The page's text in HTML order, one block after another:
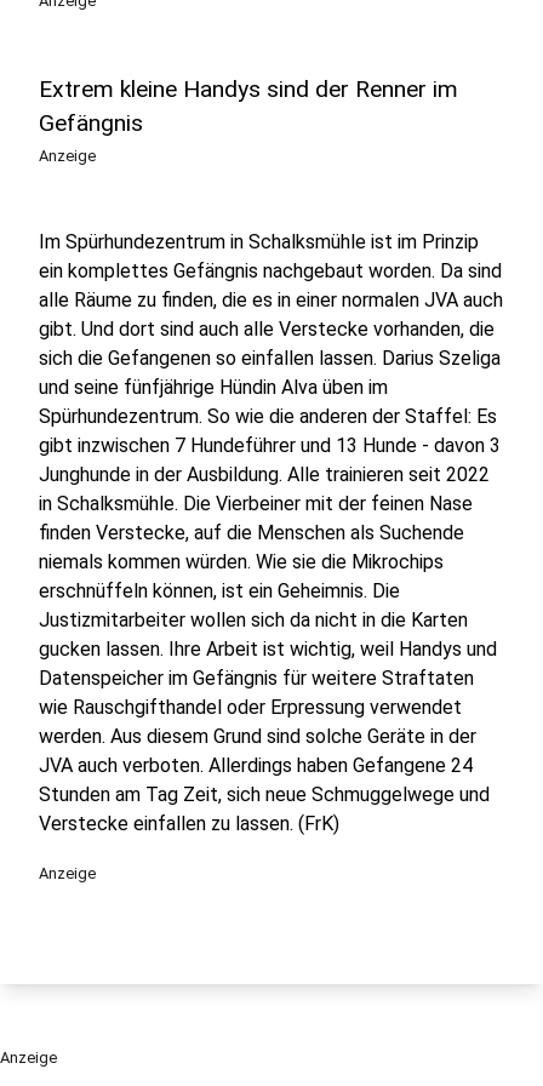
Extrem kleine Handys sind der Renner im
Gefängnis
Anzeige
Im Spürhundezentrum in Schalksmühle ist im Prinzip
ein komplettes Gefängnis nachgebaut worden. Da sind
alle Räume zu finden, die es in einer normalen JVA auch
gibt. Und dort sind auch alle Verstecke vorhanden, die
sich die Gefangenen so einfallen lassen. Darius Szeliga
und seine fünfjährige Hündin Alva üben im
Spürhundezentrum. So wie die anderen der Staffel: Es
gibt inzwischen 7 Hundeführer und 13 Hunde - davon 3
Junghunde in der Ausbildung. Alle trainieren seit 2022
in Schalksmühle. Die Vierbeiner mit der feinen Nase
finden Verstecke, auf die Menschen als Suchende
niemals kommen würden. Wie sie die Mikrochips
erschnüffeln können, ist ein Geheimnis. Die
Justizmitarbeiter wollen sich da nicht in die Karten
gucken lassen. Ihre Arbeit ist wichtig, weil Handys und
Datenspeicher im Gefängnis für weitere Straftaten
wie Rauschgifthandel oder Erpressung verwendet
werden. Aus diesem Grund sind solche Geräte in der
JVA auch verboten. Allerdings haben Gefangene 24
Stunden am Tag Zeit, sich neue Schmuggelwege und
Verstecke einfallen zu lassen. (FrK)
Anzeige
Anzeige